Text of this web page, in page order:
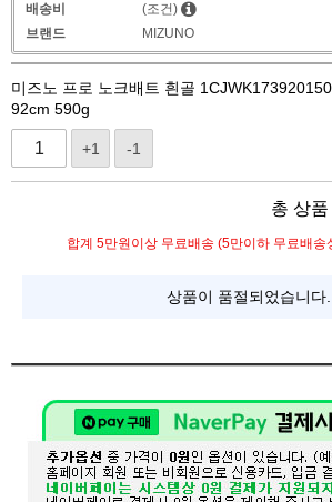
배송비
(조건)
브랜드
MIZUNO
미즈노 프로 노크배트 흰골
92cm 590g
+1 -1
총 상품
합계 5만원이상 무료배송 (5만이하 무료배송
상품이 품절되었습니다.